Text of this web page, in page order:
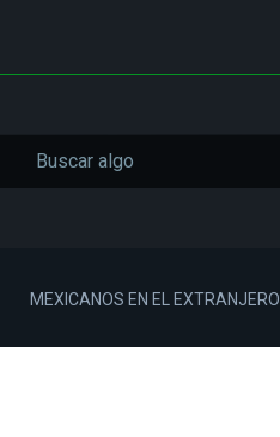
MEXICANOS EN EL EXTRANJERO